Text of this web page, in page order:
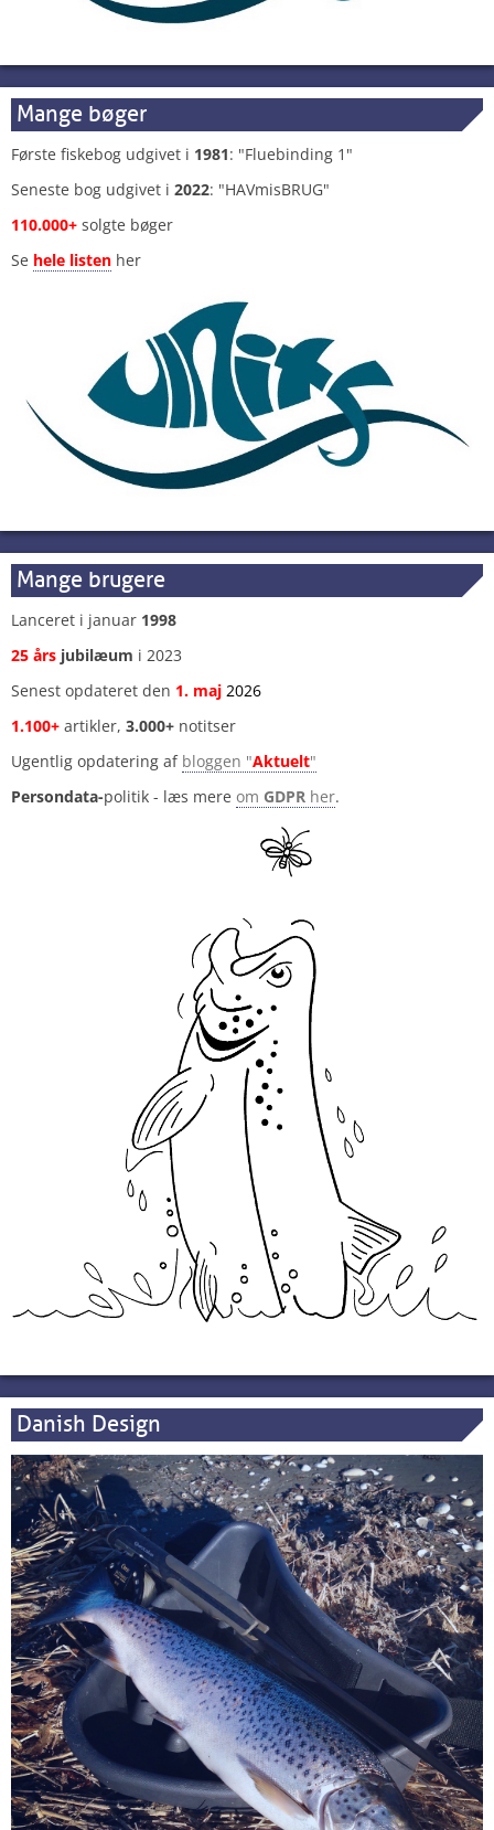
Mange bøger
Første fiskebog udgivet i 1981: "Fluebinding 1"
Seneste bog udgivet i 2022: "HAVmisBRUG"
110.000+ solgte bøger
Se hele listen her
Mange brugere
Lanceret i januar 1998
25 års jubilæum i 2023
Senest opdateret den 1. maj 2026
1.100+ artikler, 3.000+ notitser
Ugentlig opdatering af bloggen "Aktuelt"
Persondata-politik - læs mere om GDPR her.
Danish Design